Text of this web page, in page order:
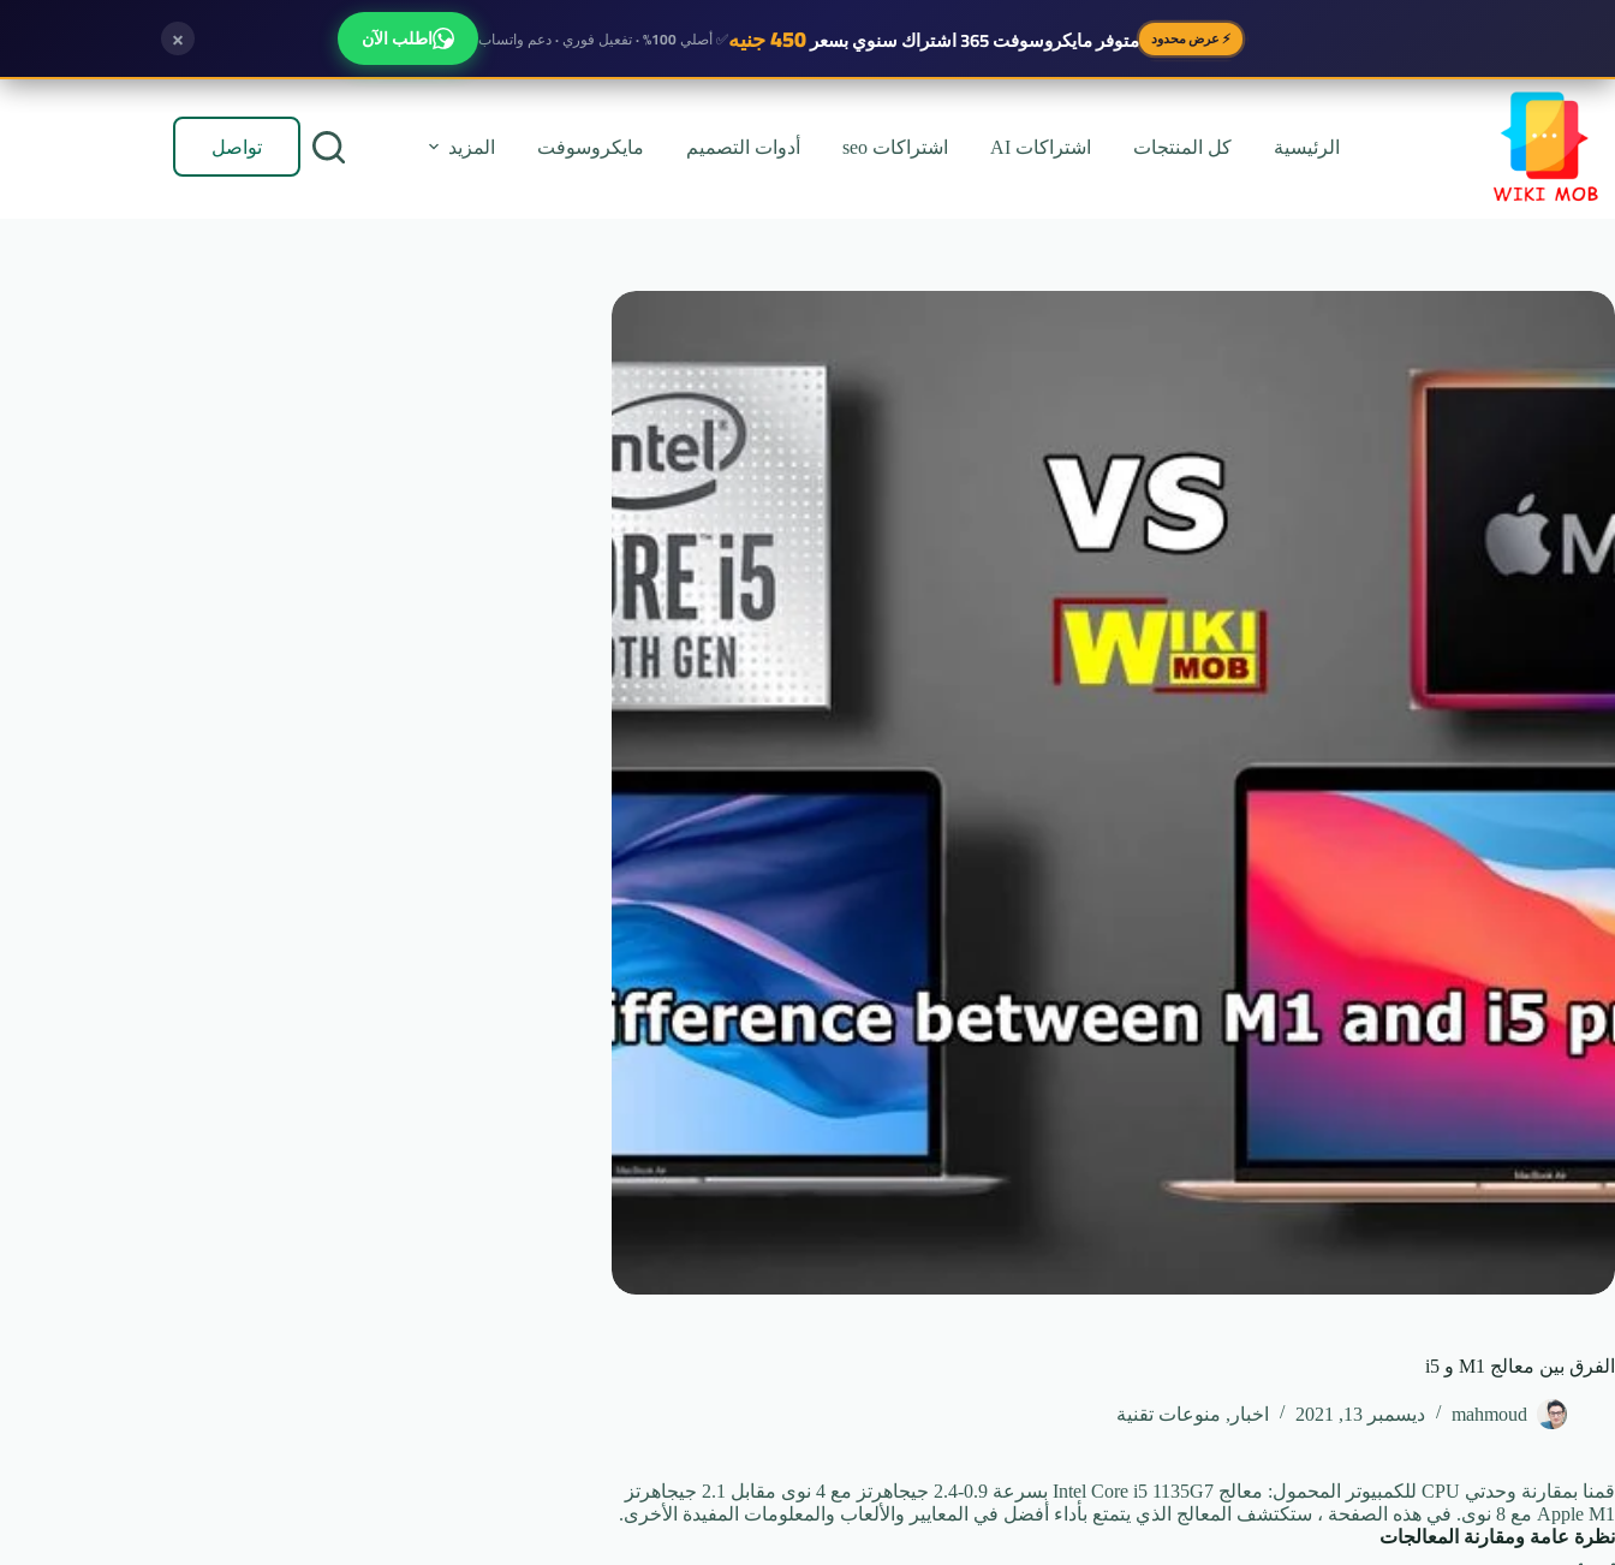
× ⚡ عرض محدود متوفرمايكروسوفت 365 اشتراك سنوي بسعر450 جنيه ✅ أصلي 100% · تفعيل فوري · دعم واتساب اطلب الآن
التجاوز
المحتوى
الرئيسية كل المنتجات اشتراكات AI اشتراكات seo أدوات التصميم مايكروسوفت المزيد تواصل
الفرق بين معالج M1 و i5
mahmoud ديسمبر 13, 2021 اخبار , منوعات تقنية
قمنا بمقارنة وحدتي CPU للكمبيوتر المحمول: معالج Intel Core i5 1135G7 بسرعة 0.9-2.4 جيجاهرتز مع 4 نوى مقابل 2.1 جيجاهرتز
Apple M1 مع 8 نوى. في هذه الصفحة ، ستكتشف المعالج الذي يتمتع بأداء أفضل في المعايير والألعاب والمعلومات المفيدة الأخرى.
نظرة عامة ومقارنة المعالجات